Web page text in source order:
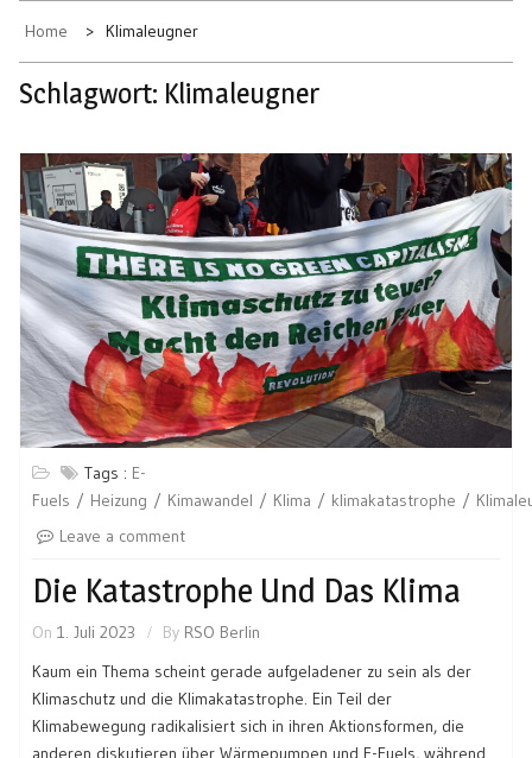
Home Klimaleugner
Schlagwort: Klimaleugner
Tags : E-
Fuels
Heizung Kimawandel Klima klimakatastrophe
Leave a comment
Die Katastrophe Und Das Klima
On 1. Juli 2023 By RSO Berlin
Kaum ein Thema scheint gerade aufgeladener zu sein als der
Klimaschutz und die Klimakatastrophe. Ein Teil der
Klimabewegung radikalisiert sich in ihren Aktionsformen, die
anderen diskutieren über Wärmepumpen und E-Fuels, während